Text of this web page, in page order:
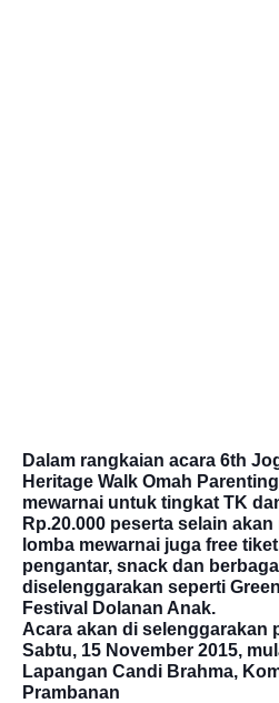
Dalam rangkaian acara 6th
Heritage Walk Omah
mewarnai untuk tingkat TK
Rp.20.000 peserta selain
lomba mewarnai juga free
pengantar, snack dan
diselenggarakan seperti
Festival Dolanan Anak.
Acara akan di selenggarakan
Sabtu, 15 November 2015,
Lapangan Candi Brahma,
Prambanan